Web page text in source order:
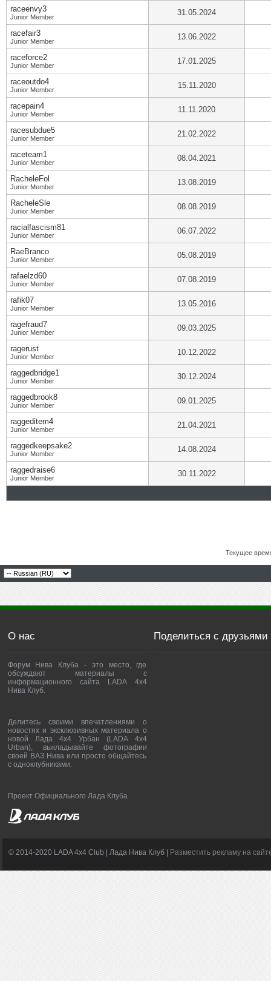
raceenvy3
Junior Member 31.05.2024
racefair3
Junior Member 13.06.2022
raceforce2
Junior Member 17.01.2025
raceoutdo4
Junior Member 15.11.2020
racepain4
Junior Member 11.11.2020
racesubdue5
Junior Member 21.02.2022
raceteam1
Junior Member 08.04.2021
RacheleFol
Junior Member 13.08.2019
RacheleSle
Junior Member 08.08.2019
racialfascism81
Junior Member 06.07.2022
RaeBranco
Junior Member 05.08.2019
rafaelzd60
Junior Member 07.08.2019
rafik07
Junior Member 13.05.2016
ragefraud7
Junior Member 09.03.2025
ragerust
Junior Member 10.12.2022
raggedbridge1
Junior Member 30.12.2024
raggedbrook8
Junior Member 09.01.2025
raggeditem4
Junior Member 21.04.2021
raggedkeepsake2
Junior Member 14.08.2024
raggedraise6
Junior Member 30.11.2022
Текущее
О нас
Форум Нива Клуба - это место, где
обсуждают материалы с
информационного сайта LADA 4x4
Нива Клуб.
Делитесь своими впечатлениями о
новостях и эксклюзивных материала о
новой Лада 4х4 Урбан (LADA 4x4
Urban), выкладывайте фотографии
своей ВАЗ Нива или просто общайтесь
с одноклубниками.
Проект Официального Лада Клуба
Поделиться с друзьями
© 2014-2020 LADA 4x4 Club | Лада Нива Клуб | Разместить рекламу на